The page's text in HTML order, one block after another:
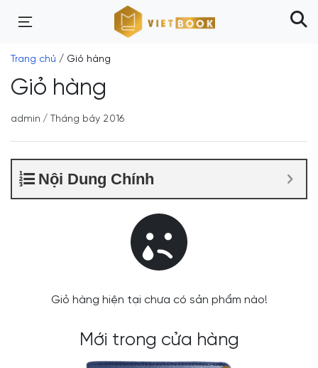
Trang chủ / Giỏ hàng
Giỏ hàng
admin / Tháng bảy 2016
Nội Dung Chính
Giỏ hàng hiện tại chưa có sản phẩm nào!
Mới trong cửa hàng